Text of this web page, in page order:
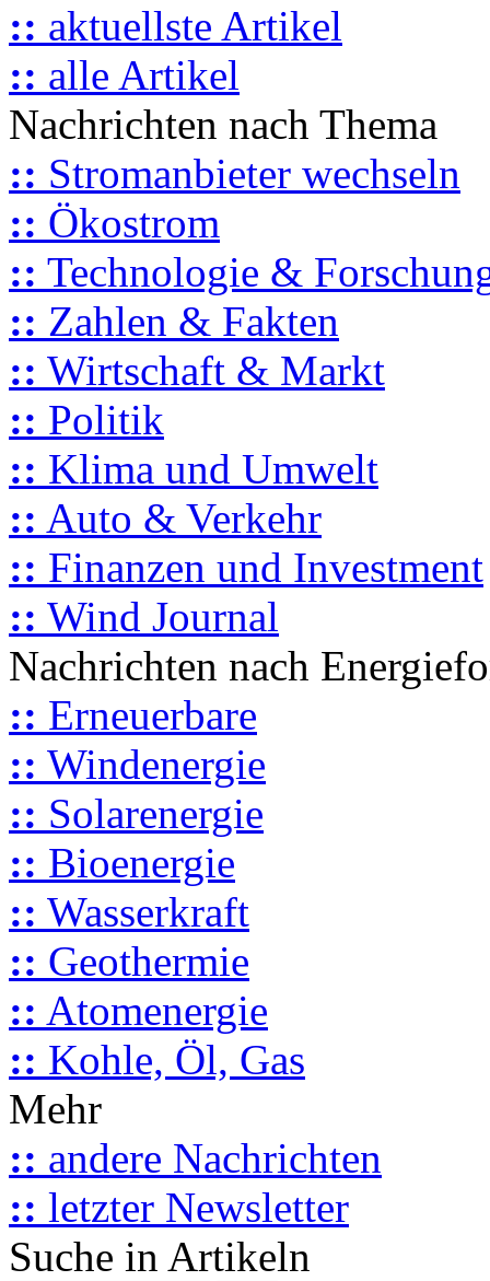
:: aktuellste Artikel
:: alle Artikel
Nachrichten nach Thema
:: Stromanbieter wechseln
:: Ökostrom
:: Technologie &
:: Zahlen & Fakten
:: Wirtschaft & Markt
:: Politik
:: Klima und Umwelt
:: Auto & Verkehr
:: Finanzen und Investment
:: Wind Journal
Nachrichten nach
:: Erneuerbare
:: Windenergie
:: Solarenergie
:: Bioenergie
:: Wasserkraft
:: Geothermie
:: Atomenergie
:: Kohle, Öl, Gas
Mehr
:: andere Nachrichten
:: letzter Newsletter
Suche in Artikeln